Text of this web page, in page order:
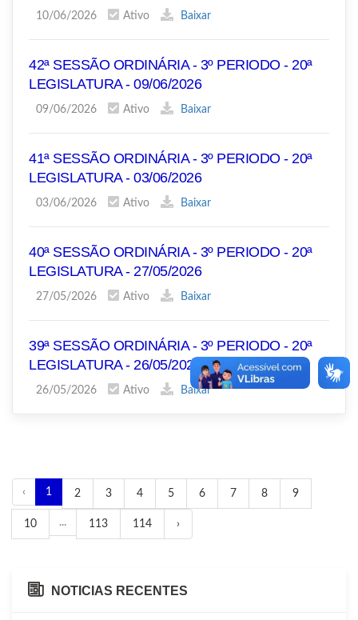
10/06/2026 Ativo Baixar
42ª SESSÃO ORDINÁRIA - 3º PERIODO - 20ª
LEGISLATURA - 09/06/2026
09/06/2026 Ativo Baixar
41ª SESSÃO ORDINÁRIA - 3º PERIODO - 20ª
LEGISLATURA - 03/06/2026
03/06/2026 Ativo Baixar
40ª SESSÃO ORDINÁRIA - 3º PERIODO - 20ª
LEGISLATURA - 27/05/2026
27/05/2026 Ativo Baixar
39ª SESSÃO ORDINÁRIA - 3º PERIODO - 20ª
LEGISLATURA - 26/05/2026
26/05/2026 Ativo Baixar
‹ 1 2 3 4 5 6 7 8 9
10 ... 113 114 ›
NOTICIAS RECENTES